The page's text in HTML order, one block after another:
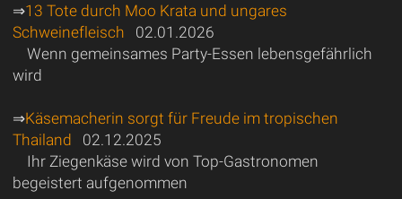
⇒13 Tote durch Moo Krata und ungares
Schweinefleisch 02.01.2026
Wenn gemeinsames Party-Essen lebensgefährlich
wird
⇒Käsemacherin sorgt für Freude im tropischen
Thailand 02.12.2025
Ihr Ziegenkäse wird von Top-Gastronomen
begeistert aufgenommen